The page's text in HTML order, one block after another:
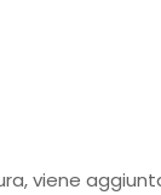
viene